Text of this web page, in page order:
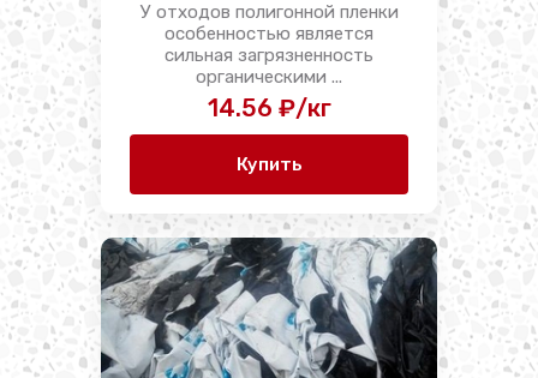
У отходов полигонной пленки
особенностью является
сильная загрязненность
органическими ...
14.56 ₽/кг
Купить